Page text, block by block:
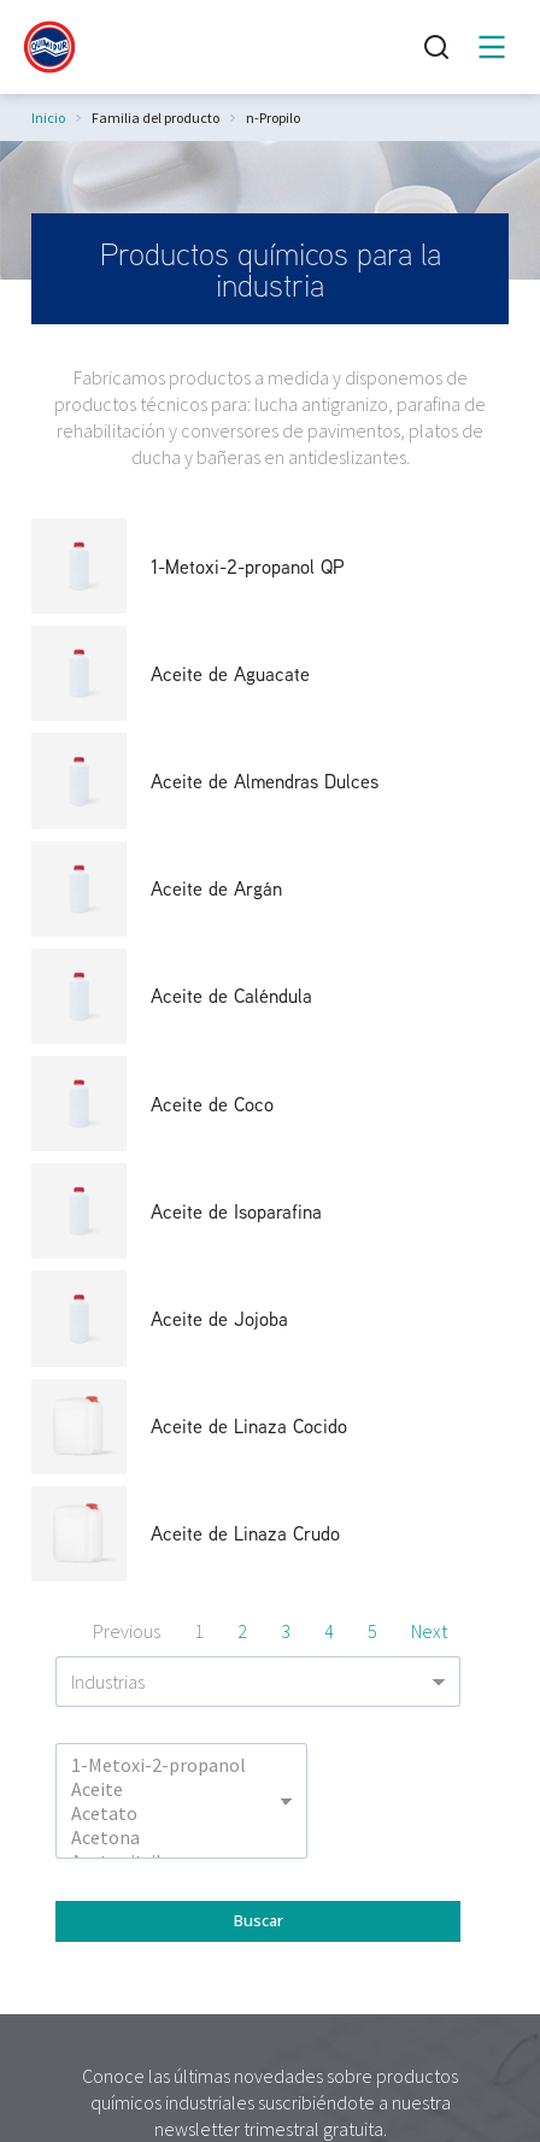
Estás aquí:
Inicio Familia del producto n-Propilo
Productos químicos para la
industria
Fabricamos productos a medida y disponemos de
productos técnicos para: lucha antigranizo, parafina de
rehabilitación y conversores de pavimentos, platos de
ducha y bañeras en antideslizantes.
1-Metoxi-2-propanol QP
Aceite de Aguacate
Aceite de Almendras Dulces
Aceite de Argán
Aceite de Caléndula
Aceite de Coco
Aceite de Isoparafina
Aceite de Jojoba
Aceite de Linaza Cocido
Aceite de Linaza Crudo
Previous 1 2 3 4 5 Next
Conoce las últimas novedades sobre productos
químicos industriales suscribiéndote a nuestra
newsletter trimestral gratuita.